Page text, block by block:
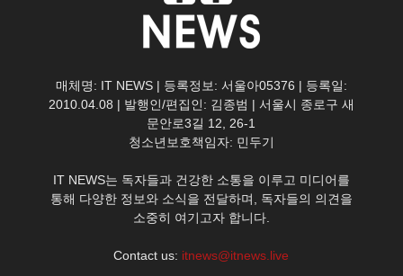
매체명: IT NEWS | 등록정보: 서울아05376 | 등록일:
2010.04.08 | 발행인/편집인: 김종범 | 서울시 종로구 새
문안로3길 12, 26-1
청소년보호책임자: 민두기
IT NEWS는 독자들과 건강한 소통을 이루고 미디어를
통해 다양한 정보와 소식을 전달하며, 독자들의 의견을
소중히 여기고자 합니다.
Contact us: itnews@itnews.live